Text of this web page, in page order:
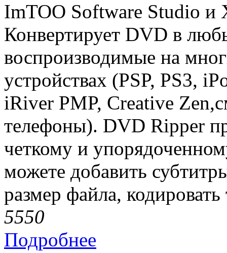
ImTOO Software Studio
Конвертирует DVD в
воспроизводимые на
устройствах (PSP, PS3,
iRiver PMP, Creative
телефоны). DVD Ripper
четкому и
можете добавить
размер файла,
5550
Подробнее